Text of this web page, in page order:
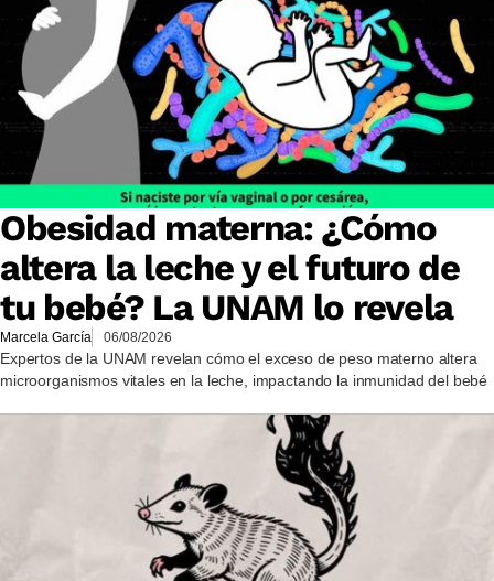
Obesidad materna: ¿Cómo
altera la leche y el futuro de
tu bebé? La UNAM lo revela
Marcela García 06/08/2026
Expertos de la UNAM revelan cómo el exceso de peso materno altera
microorganismos vitales en la leche, impactando la inmunidad del bebé